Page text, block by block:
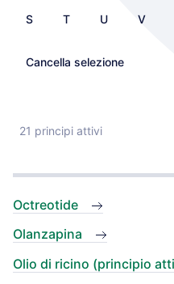
S T U V
Cancella selezione
21 principi attivi
Octreotide
Olanzapina
Olio di ricino (principio